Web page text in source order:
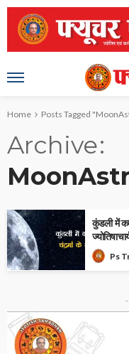
Home Posts Tagged
Archive
कुंडली में
Ps